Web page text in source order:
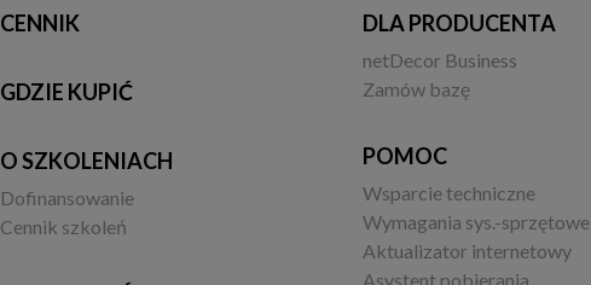
CENNIK
GDZIE KUPIĆ
O SZKOLENIACH
Dofinansowanie
Cennik szkoleń
DLA PRODUCENTA
netDecor Business
Zamów bazę
POMOC
Wsparcie techniczne
Wymagania sys.-sprzętowe
Aktualizator internetowy
Asystent pobierania